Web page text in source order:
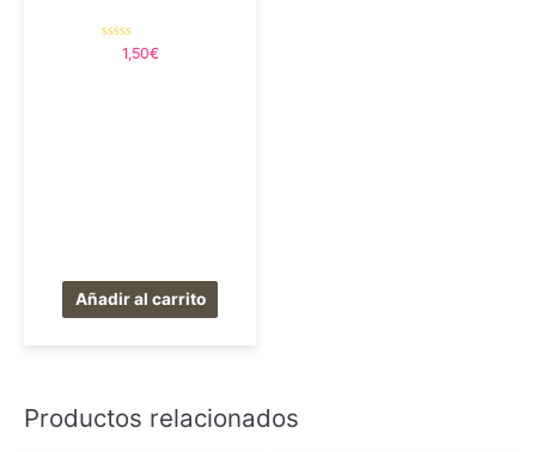
Valorado
1,50€
Añadir al carrito
Productos relacionados